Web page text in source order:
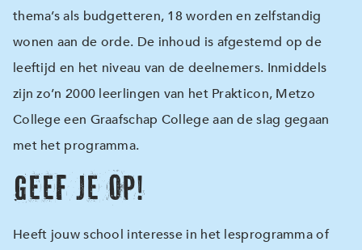
thema’s als budgetteren, 18 worden en zelfstandig
wonen aan de orde. De inhoud is afgestemd op de
leeftijd en het niveau van de deelnemers. Inmiddels
zijn zo’n 2000 leerlingen van het Prakticon, Metzo
College een Graafschap College aan de slag gegaan
met het programma.
Geef je op!
Heeft jouw school interesse in het lesprogramma of